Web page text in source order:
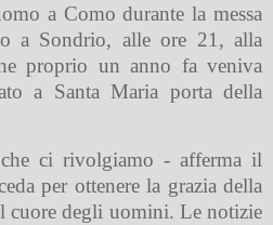
a Como durante la messa
a Sondrio, alle ore 21, alla
proprio un anno fa veniva
a Santa Maria porta della
ci rivolgiamo - afferma il
per ottenere la grazia della
cuore degli uomini. Le notizie